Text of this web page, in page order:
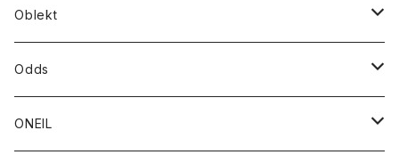
靴
ジャケット
シャツ
ボトム
ショートパンツ
パンツ
レディース
シャツ
ブレスレット
靴
ストール/マフラー
トップス
シャツ
シャツジャケット
ボトム
ショートパンツ
カットソー
スエット
ボトム
Oblekt
ボトム
ショートパンツ
レディース
Odds
帽子
ONEIL